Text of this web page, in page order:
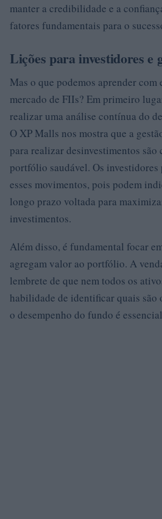
manter a credibilidade e a
fatores fundamentais para o
Lições para investidores e
Mas o que podemos aprender com
mercado de FIIs? Em primeiro
realizar uma análise contínua do
O XP Malls nos mostra que a
para realizar desinvestimentos
portfólio saudável. Os investidores
esses movimentos, pois podem
longo prazo voltada para
investimentos.
Além disso, é fundamental focar
agregam valor ao portfólio. A
lembrete de que nem todos os
habilidade de identificar quais são
o desempenho do fundo é